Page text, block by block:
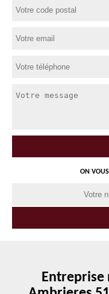
ON
Entreprise